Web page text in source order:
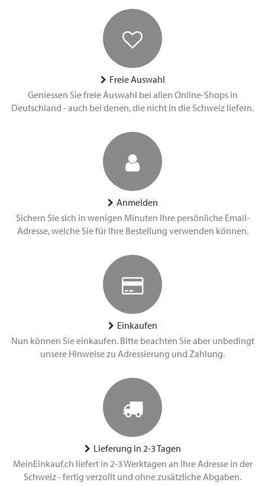
Freie Auswahl
Geniessen Sie freie Auswahl bei allen Online-Shops in
Deutschland - auch bei denen, die nicht in die Schweiz liefern.
Anmelden
Sichern Sie sich in wenigen Minuten Ihre persönliche Email-
Adresse, welche Sie für Ihre Bestellung verwenden können.
Einkaufen
Nun können Sie einkaufen. Bitte beachten Sie aber unbedingt
unsere Hinweise zu Adressierung und Zahlung.
Lieferung in 2-3 Tagen
MeinEinkauf.ch liefert in 2-3 Werktagen an Ihre Adresse in der
Schweiz - fertig verzollt und ohne zusätzliche Abgaben.